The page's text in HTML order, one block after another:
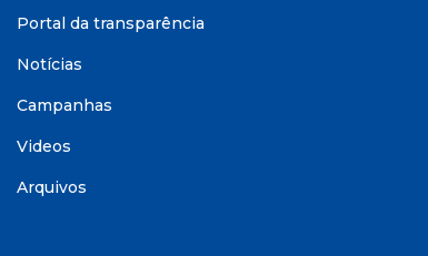
Portal da transparência
Notícias
Campanhas
Videos
Arquivos